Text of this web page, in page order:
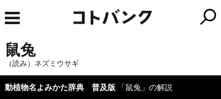
鼠兔
（読み）ネズミウサギ
動植物名よみかた辞典 普及版 「鼠兔」の解説